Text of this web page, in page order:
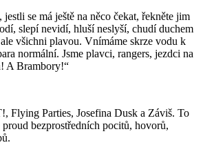
se má ještě na něco čekat, řekněte jim
slepí nevidí, hluší neslyší, chudí duchem
všichni plavou. Vnímáme skrze vodu k
normální. Jsme plavci, rangers, jezdci na
A Brambory!“
Flying Parties, Josefina Dusk a Záviš. To
proud bezprostředních pocitů, hovorů,